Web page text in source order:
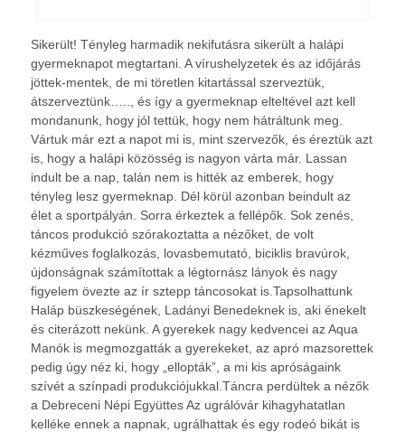
Sikerült! Tényleg harmadik nekifutásra sikerült a halápi
gyermeknapot megtartani. A vírushelyzetek és az időjárás
jöttek-mentek, de mi töretlen kitartással szerveztük,
átszerveztünk….., és így a gyermeknap elteltével azt kell
mondanunk, hogy jól tettük, hogy nem hátráltunk meg.
Vártuk már ezt a napot mi is, mint szervezők, és éreztük azt
is, hogy a halápi közösség is nagyon várta már. Lassan
indult be a nap, talán nem is hitték az emberek, hogy
tényleg lesz gyermeknap. Dél körül azonban beindult az
élet a sportpályán. Sorra érkeztek a fellépők. Sok zenés,
táncos produkció szórakoztatta a nézőket, de volt
kézműves foglalkozás, lovasbemutató, biciklis bravúrok,
újdonságnak számítottak a légtornász lányok és nagy
figyelem övezte az ír sztepp táncosokat is.Tapsolhattunk
Haláp büszkeségének, Ladányi Benedeknek is, aki énekelt
és citerázott nekünk. A gyerekek nagy kedvencei az Aqua
Manók is megmozgatták a gyerekeket, az apró mazsorettek
pedig úgy néz ki, hogy „ellopták”, a mi kis apróságaink
szívét a színpadi produkciójukkal.Táncra perdültek a nézők
a Debreceni Népi Együttes Az ugrálóvár kihagyhatatlan
kelléke ennek a napnak, ugrálhattak és egy rodeó bikát is